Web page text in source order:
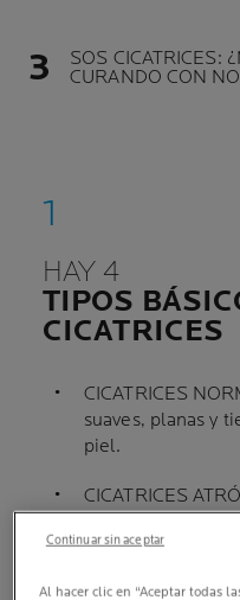
SOS CICATRICES:
CURANDO CON
HAY 4
TIPOS
CICATRICES
CICATRICES
suaves, planas y
piel.
CICATRICES
se originan por
Al hacer clic en “Aceptar todas
Continuar sin aceptar